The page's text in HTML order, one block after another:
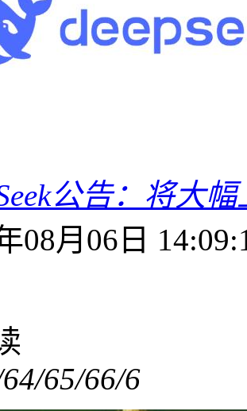
公告：将大
08月06日
4/65/66/6